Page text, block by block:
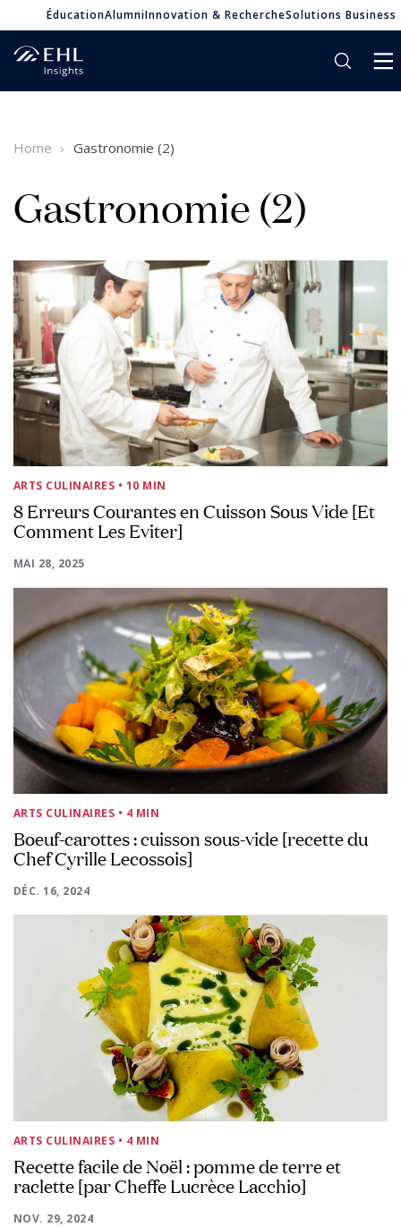
ÉducationAlumniInnovation & RechercheSolutions Business
Home Gastronomie (2)
Gastronomie (2)
ARTS CULINAIRES • 10 MIN
8 Erreurs Courantes en Cuisson Sous Vide [Et
Comment Les Eviter]
MAI 28, 2025
ARTS CULINAIRES • 4 MIN
Boeuf-carottes : cuisson sous-vide [recette du
Chef Cyrille Lecossois]
DÉC. 16, 2024
ARTS CULINAIRES • 4 MIN
Recette facile de Noël : pomme de terre et
raclette [par Cheffe Lucrèce Lacchio]
NOV. 29, 2024